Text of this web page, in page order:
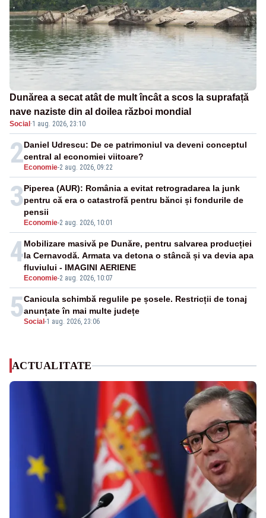
Dunărea a secat atât de mult încât a scos la suprafață
nave naziste din al doilea război mondial
Social ·1 aug. 2026, 23:10
2 Economie-2 aug. 2026, 09:22
Daniel Udrescu: De ce patrimoniul va deveni conceptul
central al economiei viitoare?
3
Economie-2 aug. 2026, 10:01
Piperea (AUR): România a evitat retrogradarea la junk
pentru că era o catastrofă pentru bănci și fondurile de
pensii
4
Economie-2 aug. 2026, 10:07
Mobilizare masivă pe Dunăre, pentru salvarea producției
la Cernavodă. Armata va detona o stâncă și va devia apa
fluviului - IMAGINI AERIENE
5Social -1 aug. 2026, 23:06
Canicula schimbă regulile pe șosele. Restricții de tonaj
anunțate în mai multe județe
ACTUALITATE